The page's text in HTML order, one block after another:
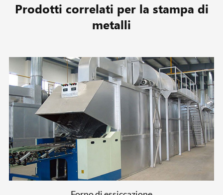
Prodotti correlati per la stampa di
metalli